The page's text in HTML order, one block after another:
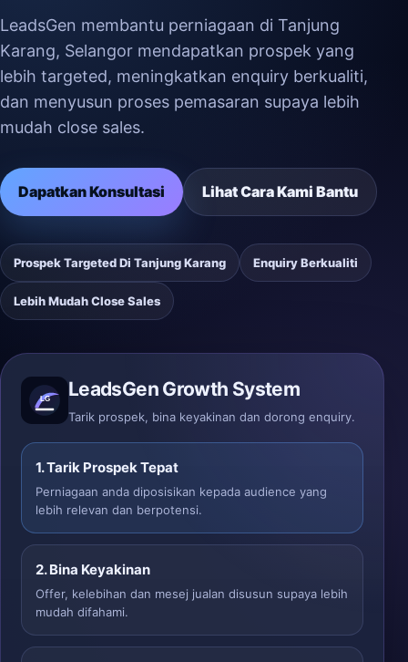
LeadsGen membantu perniagaan di Tanjung
Karang, Selangor mendapatkan prospek yang
lebih targeted, meningkatkan enquiry berkualiti,
dan menyusun proses pemasaran supaya lebih
mudah close sales.
Dapatkan Konsultasi Lihat Cara Kami Bantu
Prospek Targeted Di Tanjung Karang Enquiry Berkualiti
Lebih Mudah Close Sales
LeadsGen Growth System
Tarik prospek, bina keyakinan dan dorong enquiry.
1. Tarik Prospek Tepat
Perniagaan anda diposisikan kepada audience yang
lebih relevan dan berpotensi.
2. Bina Keyakinan
Offer, kelebihan dan mesej jualan disusun supaya lebih
mudah difahami.